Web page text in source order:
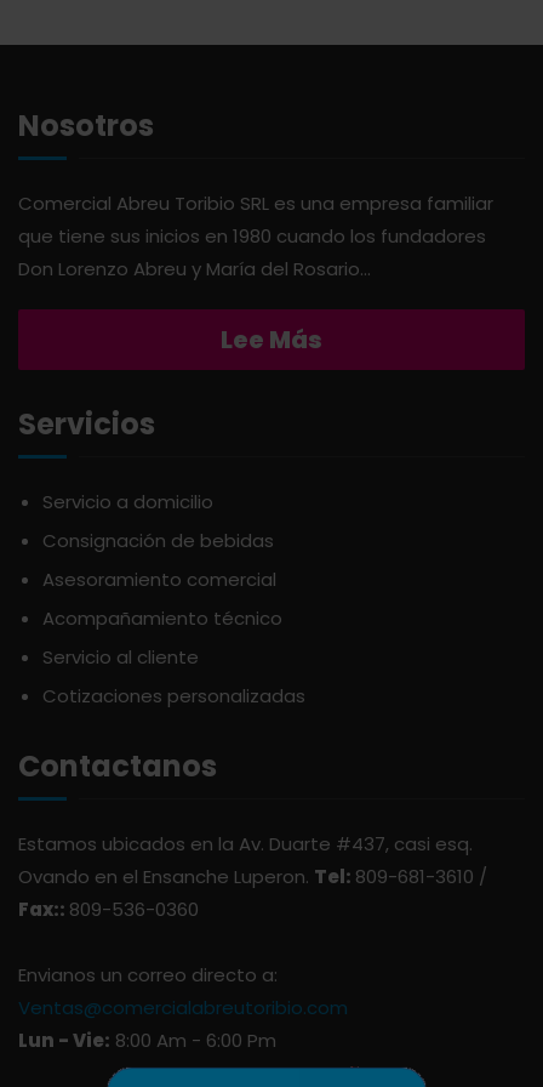
LAVANDERÍA
PANADERÍA
PASTAS
PICADERAS
SALSAS
SAZONES
SNACKS
ÚTILES ESCOLARES
AMBAR
APOTHIC
AQUA
ARDUINI
ARIENZO DE MARQUEZ
ATLANTICO
AVALON
AVERNA
AZUKITA
Nosotros
Comercial Abreu Toribio SRL es una empresa familiar
que tiene sus inicios en 1980 cuando los fundadores
Don Lorenzo Abreu y María del Rosario...
Lee Más
Servicios
Servicio a domicilio
Consignación de bebidas
Asesoramiento comercial
Acompañamiento técnico
Servicio al cliente
Cotizaciones personalizadas
Contactanos
Estamos ubicados en la Av. Duarte #437, casi esq.
Ovando en el Ensanche Luperon. Tel: 809-681-3610 /
Fax:: 809-536-0360
Envianos un correo directo a:
Ventas@comercialabreutoribio.com
Lun - Vie: 8:00 Am - 6:00 Pm